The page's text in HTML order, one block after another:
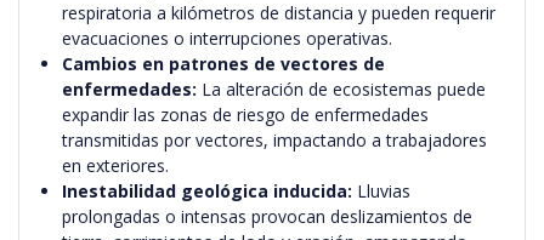
respiratoria a kilómetros de distancia y pueden requerir
evacuaciones o interrupciones operativas.
Cambios en patrones de vectores de
enfermedades: La alteración de ecosistemas puede
expandir las zonas de riesgo de enfermedades
transmitidas por vectores, impactando a trabajadores
en exteriores.
Inestabilidad geológica inducida: Lluvias
prolongadas o intensas provocan deslizamientos de